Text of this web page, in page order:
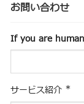
お問い合わせ
If you are
サービス紹介 *